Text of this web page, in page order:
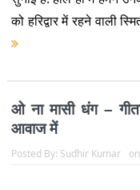
को हरिद्वार में रहने वाली
ओ ना मासी धंग –
आवाज में
Posted By: Sudhir Kumar